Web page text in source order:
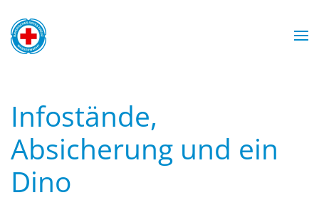
Zum Hauptinhalt springen
Infostände,
Absicherung und ein
Dino